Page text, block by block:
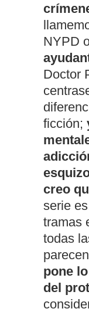
NYPD
Doctor
ficción;
creo
serie
tramas
todas
pone
del